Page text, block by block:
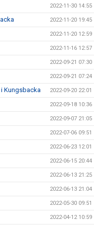
2022-11-30 14:55
2022-11-20 19:45
2022-11-20 12:59
2022-11-16 12:57
2022-09-21 07:30
2022-09-21 07:24
Kungsbacka 2022-09-20 22:01
2022-09-18 10:36
2022-09-07 21:05
2022-07-06 09:51
2022-06-23 12:01
2022-06-15 20:44
2022-06-13 21:25
2022-06-13 21:04
2022-05-30 09:51
2022-04-12 10:59